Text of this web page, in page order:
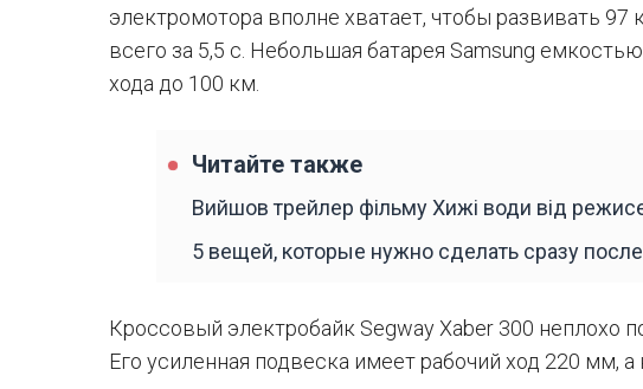
электромотора вполне хватает, чтобы развивать 97
всего за 5,5 с. Небольшая батарея Samsung
хода до 100 км.
Читайте также
Вийшов трейлер фільму Хижі води від
5 вещей, которые нужно сделать сразу
Кроссовый электробайк Segway Xaber 300 неплохо
Его усиленная подвеска имеет рабочий ход 220 мм,